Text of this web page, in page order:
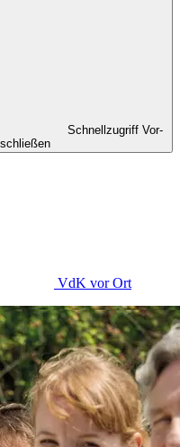
Schnellzugriff Vor-
VdK vor Ort